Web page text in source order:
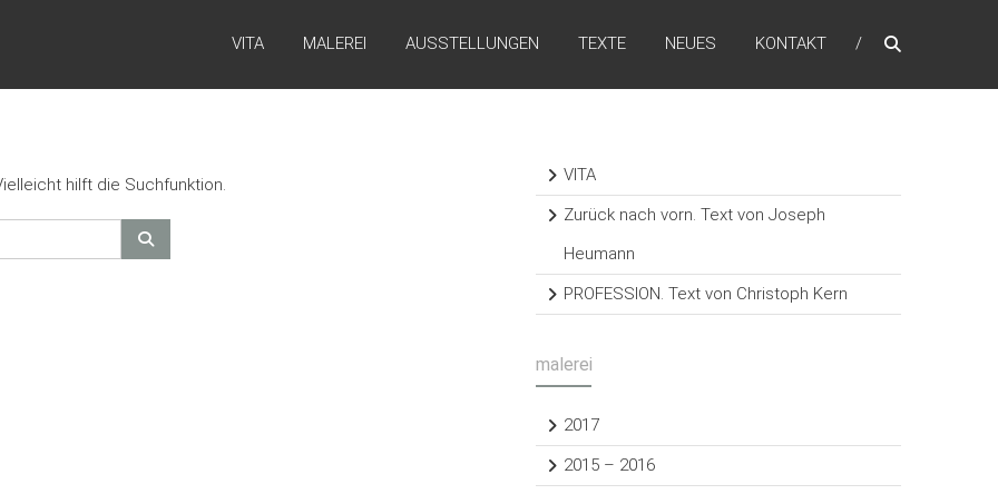
VITA MALEREI AUSSTELLUNGEN TEXTE NEUES KONTAKT
hilft die Suchfunktion.
VITA
Zurück nach vorn. Text von Joseph
Heumann
PROFESSION. Text von Christoph Kern
malerei
2017
2015 – 2016